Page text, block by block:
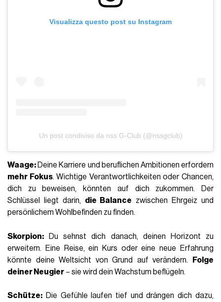
Visualizza questo post su Instagram
Un post condiviso da nss G-Club (@nssgclub)
Waage: Deine Karriere und beruflichen Ambitionen erfordern
mehr Fokus. Wichtige Verantwortlichkeiten oder Chancen,
dich zu beweisen, könnten auf dich zukommen. Der
Schlüssel liegt darin, die Balance zwischen Ehrgeiz und
persönlichem Wohlbefinden zu finden.
Skorpion: Du sehnst dich danach, deinen Horizont zu
erweitern. Eine Reise, ein Kurs oder eine neue Erfahrung
könnte deine Weltsicht von Grund auf verändern.
Folge
deiner Neugier – sie wird dein Wachstum beflügeln.
Schütze: Die Gefühle laufen tief und drängen dich dazu,